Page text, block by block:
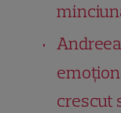
crescut